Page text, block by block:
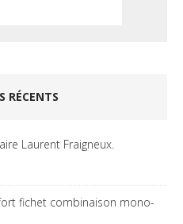
RÉCENTS
Laurent Fraigneux.
fichet combinaison mono-